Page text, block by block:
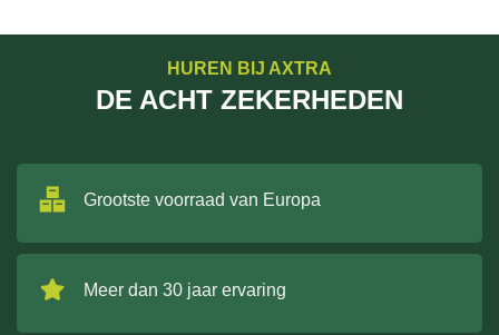
HUREN BIJ AXTRA
DE ACHT ZEKERHEDEN
Grootste voorraad van Europa
Meer dan 30 jaar ervaring